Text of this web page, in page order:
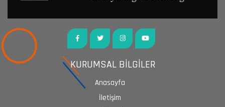
KURUMSAL BİLGİLER
Anasayfa
İletişim